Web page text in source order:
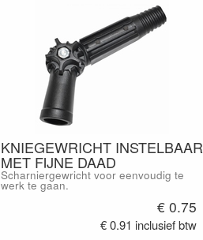
KNIEGEWRICHT INSTELBAAR
MET FIJNE DAAD
Scharniergewricht voor eenvoudig te
werk te gaan.
€ 0.75
€ 0.91 inclusief btw